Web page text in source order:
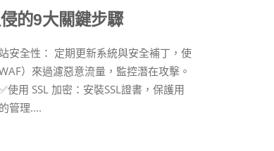
的9大關鍵步驟
安全性： 定期更新系統與安全補丁，使
）來過濾惡意流量，監控潛在攻擊。
用 SSL 加密：安裝SSL證書，保護用
管理....